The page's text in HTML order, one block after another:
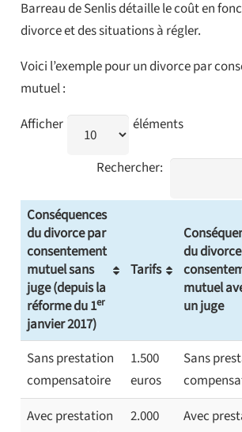
Barreau de Senlis détaille le coût en
divorce et des situations à régler.
Voici l’exemple pour un divorce par
mutuel :
Afficher
éléments
Rechercher:
Conséquences
du divorce par
consentement
mutuel sans
juge (depuis la
réforme du 1er
janvier 2017)
Tarifs
du
mutuel
un juge
Sans prestation
compensatoire
1.500
euros
Sans
Avec prestation
2.000
Avec